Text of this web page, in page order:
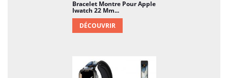
Bracelet Montre Pour Apple
Iwatch 22 Mm...
DÉCOUVRIR